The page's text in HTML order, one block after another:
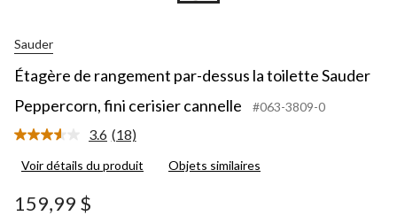
Sauder
Étagère de rangement par-dessus la toilette Sauder
Peppercorn, fini cerisier cannelle
#063-3809-0
3.6 Lire
18
(18)
Voir détails du produit Objets similaires
159,99 $